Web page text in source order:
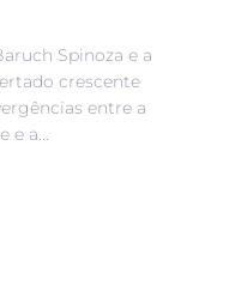
Spinoza e a
crescente
entre a
e a...